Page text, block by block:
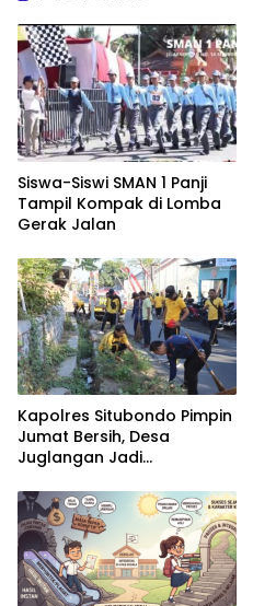
Siswa-Siswi SMAN 1 Panji
Tampil Kompak di Lomba
Gerak Jalan
Kapolres Situbondo Pimpin
Jumat Bersih, Desa
Juglangan Jadi
Kamtibmas